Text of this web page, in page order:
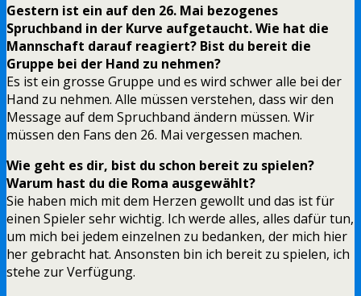
Gestern ist ein auf den 26. Mai bezogenes
Spruchband in der Kurve aufgetaucht. Wie hat die
Mannschaft darauf reagiert? Bist du bereit die
Gruppe bei der Hand zu nehmen?
Es ist ein grosse Gruppe und es wird schwer alle bei der
Hand zu nehmen. Alle müssen verstehen, dass wir den
Message auf dem Spruchband ändern müssen. Wir
müssen den Fans den 26. Mai vergessen machen.
Wie geht es dir, bist du schon bereit zu spielen?
Warum hast du die Roma ausgewählt?
Sie haben mich mit dem Herzen gewollt und das ist für
einen Spieler sehr wichtig. Ich werde alles, alles dafür tun,
um mich bei jedem einzelnen zu bedanken, der mich hier
her gebracht hat. Ansonsten bin ich bereit zu spielen, ich
stehe zur Verfügung.